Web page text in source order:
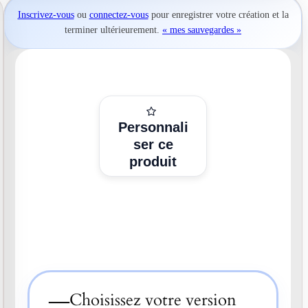
Inscrivez-vousou connectez-vouspour enregistrer votre création et la
terminer ultérieurement. « mes sauvegardes »
Personnali
ser ce
produit
—Choisissez votre version